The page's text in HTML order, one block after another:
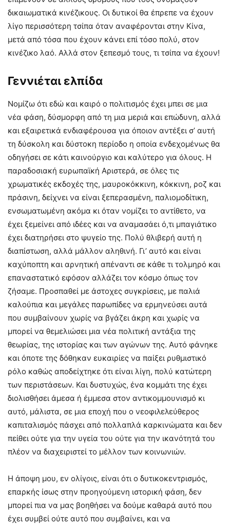
δικαιωματικά κινέζικους. Οι δυτικοί θα έπρεπε να έχουν
λίγο περισσότερη τσίπα όταν αναφέρονται στην Κίνα,
μετά από τόσα που έχουν κάνει επί τόσο πολύ, στον
κινέζικο λαό. Αλλά στον ξεπεσμό τους, τι τσίπα να έχουν!
Γεννιέται ελπίδα
Νομίζω ότι εδώ και καιρό ο πολιτισμός έχει μπει σε μια
νέα φάση, δύσμορφη από τη μια μεριά και επώδυνη, αλλά
και εξαιρετικά ενδιαφέρουσα για όποιον αντέξει σ’ αυτή
τη δύσκολη και δύστοκη περίοδο η οποία ενδεχομένως θα
οδηγήσει σε κάτι καινούργιο και καλύτερο για όλους. Η
παραδοσιακή ευρωπαϊκή Αριστερά, σε όλες τις
χρωματικές εκδοχές της, μαυροκόκκινη, κόκκινη, ροζ και
πράσινη, δείχνει να είναι ξεπερασμένη, παλιομοδίτικη,
ενσωματωμένη ακόμα κι όταν νομίζει το αντίθετο, να
έχει ξεμείνει από ιδέες και να αναμασάει ό,τι μπαγιάτικο
έχει διατηρήσει στο ψυγείο της. Πολύ θλιβερή αυτή η
διαπίστωση, αλλά μάλλον αληθινή. Γι’ αυτό και είναι
καχύποπτη και αρνητική απέναντι σε κάθε τι τολμηρό και
επαναστατικό εφόσον αλλάζει τον κόσμο όπως τον
ζήσαμε. Προσπαθεί με άστοχες συγκρίσεις, με παλιά
καλούπια και μεγάλες παρωπίδες να ερμηνεύσει αυτά
που συμβαίνουν χωρίς να βγάζει άκρη και χωρίς να
μπορεί να θεμελιώσει μια νέα πολιτική αντάξια της
θεωρίας, της ιστορίας και των αγώνων της. Αυτό φάνηκε
και όποτε της δόθηκαν ευκαιρίες να παίξει ρυθμιστικό
ρόλο καθώς αποδείχτηκε ότι είναι λίγη, πολύ κατώτερη
των περιστάσεων. Και δυστυχώς, ένα κομμάτι της έχει
διολισθήσει άμεσα ή έμμεσα στον αντικομμουνισμό κι
αυτό, μάλιστα, σε μια εποχή που ο νεοφιλελεύθερος
καπιταλισμός πάσχει από πολλαπλά καρκινώματα και δεν
πείθει ούτε για την υγεία του ούτε για την ικανότητά του
πλέον να διαχειριστεί το μέλλον των κοινωνιών.
Η άποψη μου, εν ολίγοις, είναι ότι ο δυτικοκεντρισμός,
επαρκής ίσως στην προηγούμενη ιστορική φάση, δεν
μπορεί πια να μας βοηθήσει να δούμε καθαρά αυτό που
έχει συμβεί ούτε αυτό που συμβαίνει, και να